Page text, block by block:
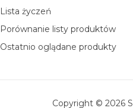
Lista życzeń
Porównanie listy produktów
Ostatnio oglądane produkty
Copyright © 2026